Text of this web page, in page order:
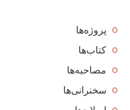
پروژه‌ها
کتاب‌ها
مصاحبه‌ها
سخنرانی‌ها